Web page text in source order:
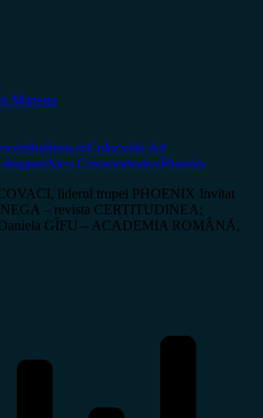
Manega
certitudinea.roColocviile Art
Nicu CovaciortodoxPhoenix
liderul trupei PHOENIX Invitat
– revista CERTITUDINEA;
Daniela GÎFU – ACADEMIA ROMÂNĂ,